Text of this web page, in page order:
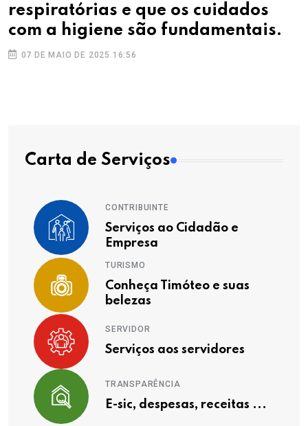
respiratórias e que os cuidados
com a higiene são fundamentais.
07 DE MAIO DE 2025 16:56
Carta de Serviços
CONTRIBUINTE
Serviços ao Cidadão e
Empresa
TURISMO
Conheça Timóteo e suas
belezas
SERVIDOR
Serviços aos servidores
TRANSPARÊNCIA
E-sic, despesas, receitas ...